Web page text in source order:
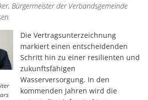
Bürgermeister der Verbandsgemeinde
Die Vertragsunterzeichnung
markiert einen entscheidenden
Schritt hin zu einer resilienten und
zukunftsfähigen
Wasserversorgung. In den
kommenden Jahren wird die